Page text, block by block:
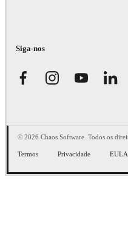
Siga-nos
© 2026 Chaos Software. Todos os
Termos Privacidade EULA